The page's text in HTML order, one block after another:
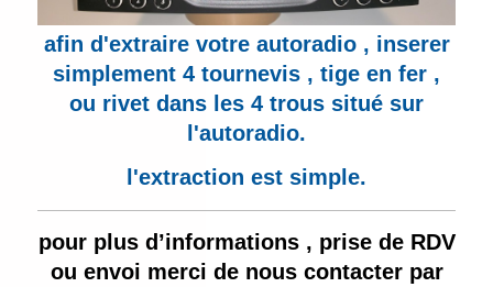
afin d'extraire votre autoradio , inserer
simplement 4 tournevis , tige en fer ,
ou rivet dans les 4 trous situé sur
l'autoradio.
l'extraction est simple.
pour plus d’informations , prise de RDV
ou envoi merci de nous contacter par